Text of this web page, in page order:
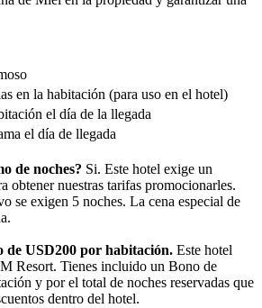
en la habitación (para uso en el hotel)
el día de la llegada
el día de llegada
de noches? Si. Este hotel exige un
obtener nuestras tarifas promocionarles.
se exigen 5 noches. La cena especial de
USD200 por habitación. Este hotel
Resort. Tienes incluido un Bono de
y por el total de noches reservadas que
dentro del hotel.